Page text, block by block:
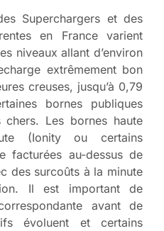
Superchargers et des
en France varient
niveaux allant d’environ
extrêmement bon
creuses, jusqu’à 0,79
bornes publiques
Les bornes haute
(Ionity ou certains
facturées au-dessus de
des surcoûts à la minute
Il est important de
avant de
évoluent et certains